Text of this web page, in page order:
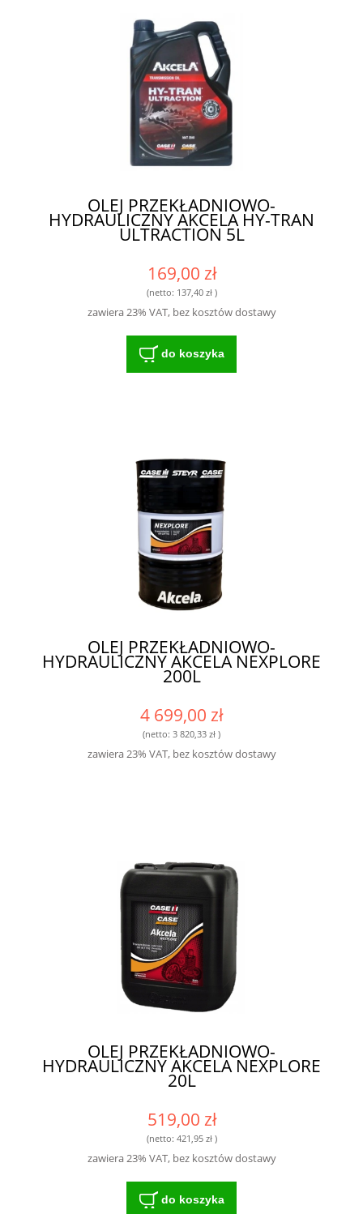
OLEJ PRZEKŁADNIOWO-
HYDRAULICZNY AKCELA HY-TRAN
ULTRACTION 5L
169,00 zł
(netto: 137,40 zł)
zawiera 23% VAT, bez kosztów dostawy
do koszyka
OLEJ PRZEKŁADNIOWO-
HYDRAULICZNY AKCELA NEXPLORE
200L
4 699,00 zł
(netto: 3 820,33 zł )
zawiera 23% VAT, bez kosztów dostawy
OLEJ PRZEKŁADNIOWO-
HYDRAULICZNY AKCELA NEXPLORE
20L
519,00 zł
(netto: 421,95 zł)
zawiera 23% VAT, bez kosztów dostawy
do koszyka